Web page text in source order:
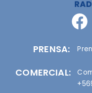
PRENSA:
COMERCIAL: